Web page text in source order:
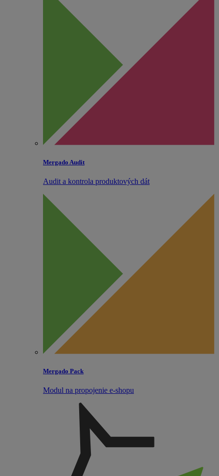
Mergado Audit
Audit a kontrola produktových dát
Mergado Pack
Modul na propojenie e‑shopu